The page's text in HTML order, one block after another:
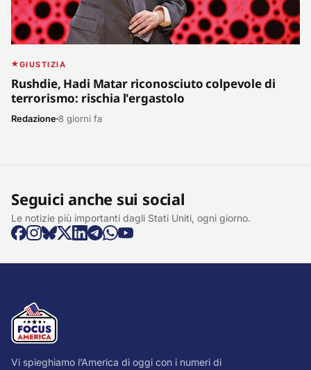
GIUSTIZIA
Rushdie, Hadi Matar riconosciuto colpevole di
terrorismo: rischia l'ergastolo
Redazione8 giorni fa
Seguici anche sui social
Le notizie più importanti dagli Stati Uniti, ogni giorno.
Vi spieghiamo l’America di oggi con i numeri di